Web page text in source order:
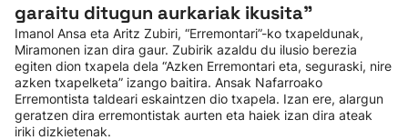
garaitu ditugun aurkariak ikusita”
Imanol Ansa eta Aritz Zubiri, “Erremontari”-ko txapeldunak,
Miramonen izan dira gaur. Zubirik azaldu du ilusio berezia
egiten dion txapela dela “Azken Erremontari eta, seguraski, nire
azken txapelketa” izango baitira. Ansak Nafarroako
Erremontista taldeari eskaintzen dio txapela. Izan ere, alargun
geratzen dira erremontistak aurten eta haiek izan dira ateak
iriki dizkietenak.